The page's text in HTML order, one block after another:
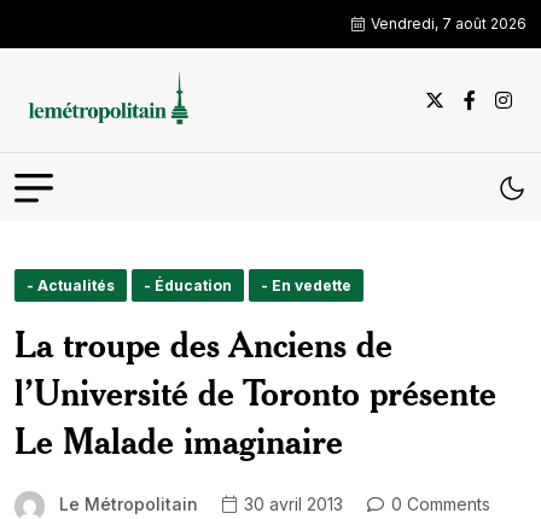
Vendredi, 7 août 2026
- Actualités - Éducation - En vedette
La troupe des Anciens de
l’Université de Toronto présente
Le Malade imaginaire
Le Métropolitain 30 avril 2013
0 Comments